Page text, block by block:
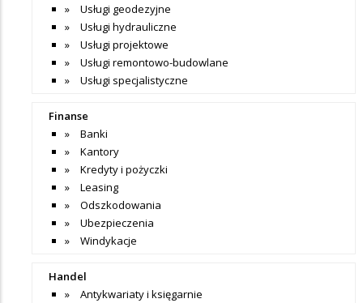
Usługi geodezyjne
Usługi hydrauliczne
Usługi projektowe
Usługi remontowo-budowlane
Usługi specjalistyczne
Finanse
Banki
Kantory
Kredyty i pożyczki
Leasing
Odszkodowania
Ubezpieczenia
Windykacje
Handel
Antykwariaty i księgarnie